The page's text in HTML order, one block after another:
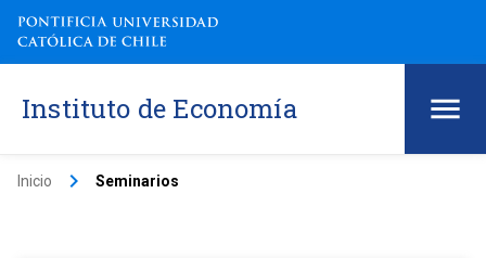
Instituto de Economía
Inicio keyboard_arrow_right Seminarios